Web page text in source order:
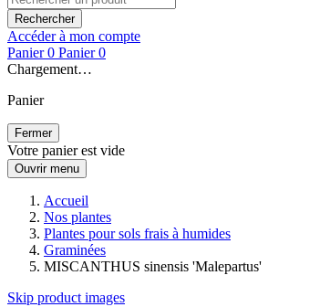
Rechercher
Accéder à mon compte
Panier 0 Panier 0
Chargement…
Panier
Fermer
Votre panier est vide
Ouvrir menu
Accueil
Nos plantes
Plantes pour sols frais à humides
Graminées
MISCANTHUS sinensis 'Malepartus'
Skip product images